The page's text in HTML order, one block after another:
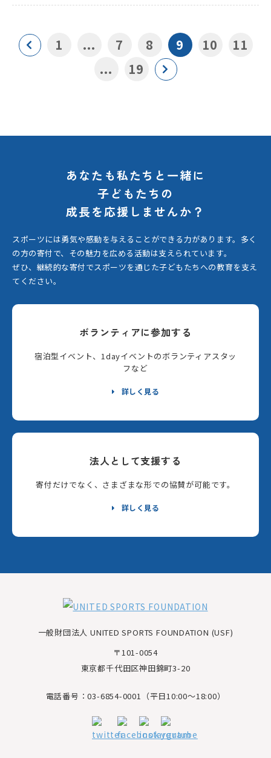
1 ... 7 8 9 10
11
...
19
あなたも私たちと一緒に
子どもたちの
成長を応援しませんか？
スポーツには勇気や感動を与えることができる力があります。 多く
の方の寄付で、その魅力を広める活動は支えられています。
ぜひ、継続的な寄付でスポーツを通じた子どもたちへの教育を支え
てください。
ボランティアに参加する
宿泊型イベント、1dayイベントのボランティアスタッ
フなど
詳しく見る
法人として支援する
寄付だけでなく、さまざまな形での協賛が可能です。
詳しく見る
一般財団法人 UNITED SPORTS FOUNDATION (USF)
〒101-0054
東京都千代田区神田錦町3-20
電話番号：03-6854-0001（平日10:00～18:00）